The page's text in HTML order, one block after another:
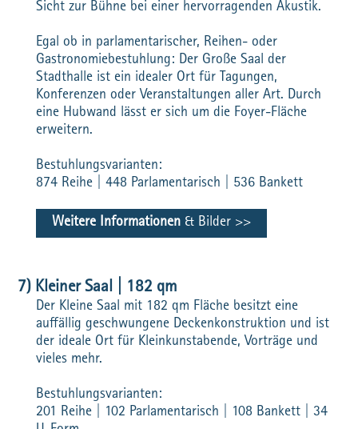
Sicht zur Bühne bei einer hervorragenden Akustik.
Egal ob in parlamentarischer, Reihen- oder
Gastronomiebestuhlung: Der Große Saal der
Stadthalle ist ein idealer Ort für Tagungen,
Konferenzen oder Veranstaltungen aller Art. Durch
eine Hubwand lässt er sich um die Foyer-Fläche
erweitern.
Bestuhlungsvarianten:
874 Reihe | 448 Parlamentarisch | 536 Bankett
Weitere Informationen & Bilder
7) Kleiner Saal | 182 qm
Der Kleine Saal mit 182 qm Fläche besitzt eine
auffällig geschwungene Deckenkonstruktion und ist
der ideale Ort für Kleinkunstabende, Vorträge und
vieles mehr.
Bestuhlungsvarianten:
201 Reihe | 102 Parlamentarisch | 108 Bankett | 34